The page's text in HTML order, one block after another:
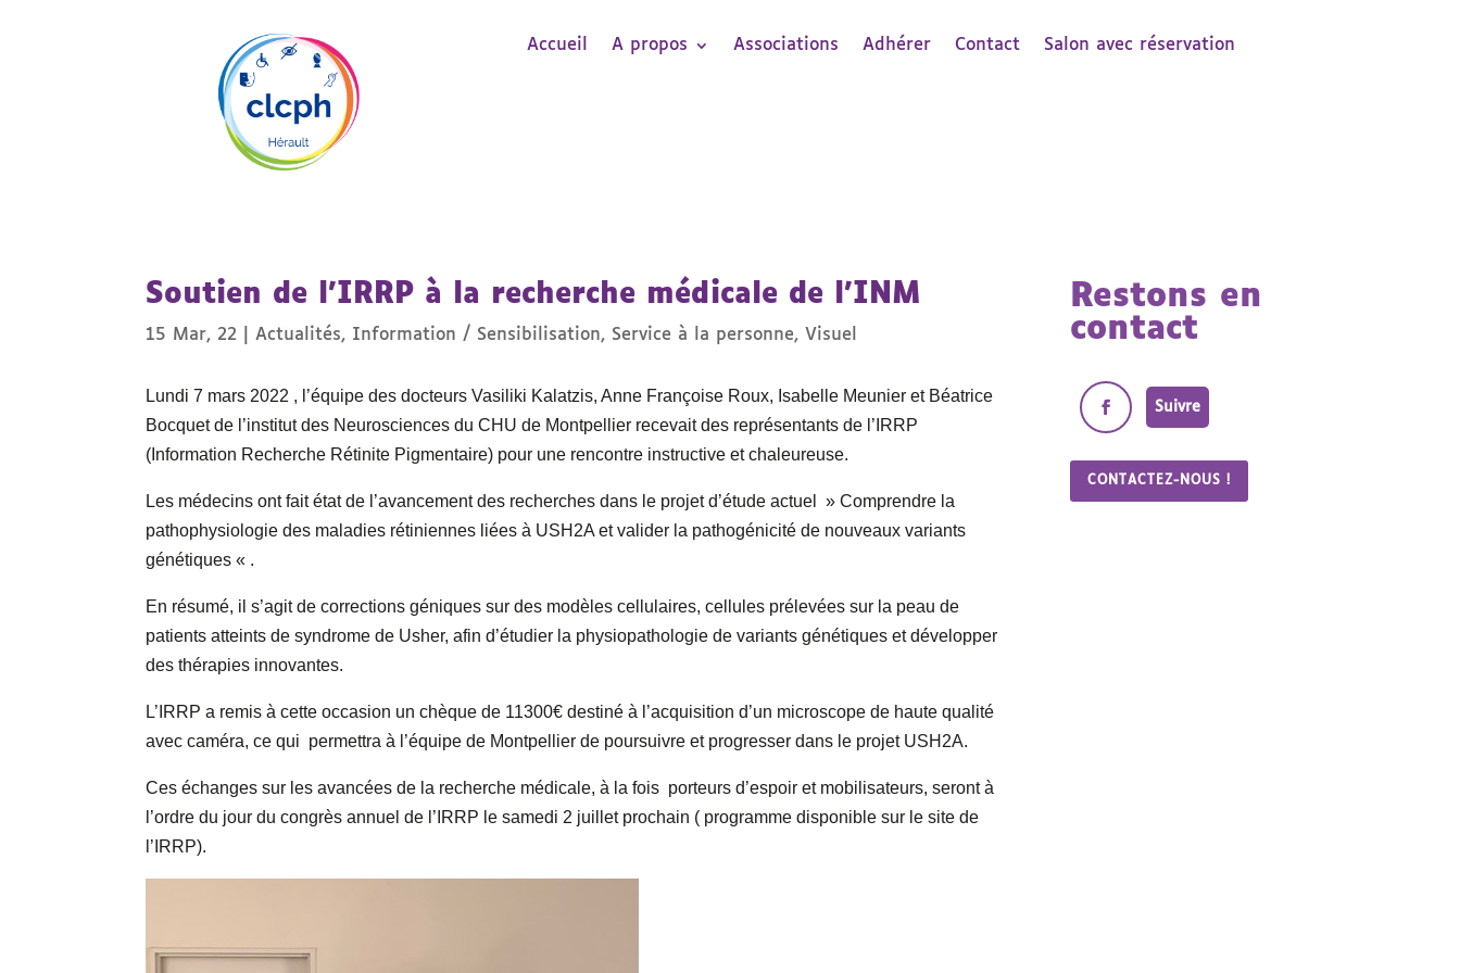
Accueil A propos Associations Adhérer Contact Salon avec réservation
Soutien de l’IRRP à la recherche médicale de l’INM
15 Mar, 22 |Actualités, Information / Sensibilisation, Service à la personne, Visuel
Lundi 7 mars 2022 , l’équipe des docteurs Vasiliki Kalatzis, Anne Françoise Roux, Isabelle Meunier et Béatrice
Bocquet de l’institut des Neurosciences du CHU de Montpellier recevait des représentants de l’IRRP
(Information Recherche Rétinite Pigmentaire) pour une rencontre instructive et chaleureuse.
Les médecins ont fait état de l’avancement des recherches dans le projet d’étude actuel » Comprendre la
pathophysiologie des maladies rétiniennes liées à USH2A et valider la pathogénicité de nouveaux variants
génétiques « .
En résumé, il s’agit de corrections géniques sur des modèles cellulaires, cellules prélevées sur la peau de
patients atteints de syndrome de Usher, afin d’étudier la physiopathologie de variants génétiques et développer
des thérapies innovantes.
L’IRRP a remis à cette occasion un chèque de 11300€ destiné à l’acquisition d’un microscope de haute qualité
avec caméra, ce qui permettra à l’équipe de Montpellier de poursuivre et progresser dans le projet USH2A.
Ces échanges sur les avancées de la recherche médicale, à la fois porteurs d’espoir et mobilisateurs, seront à
l’ordre du jour du congrès annuel de l’IRRP le samedi 2 juillet prochain ( programme disponible sur le site de
l’IRRP).
Restons en
contact
Suivre
CONTACTEZ-NOUS !